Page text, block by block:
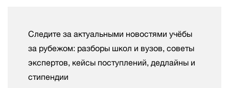
Следите за актуальными новостями учёбы
за рубежом: разборы школ и вузов, советы
экспертов, кейсы поступлений, дедлайны и
стипендии